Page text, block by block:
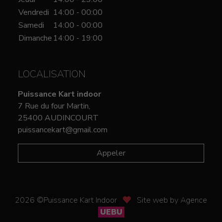
Vendredi 14:00 - 00:00
Samedi
14:00 - 00:00
Dimanche 14:00 - 19:00
LOCALISATION
Puissance Kart indoor
7 Rue du four Martin,
25400 AUDINCOURT
puissancekart@gmail.com
Appeler
2026 ©Puissance Kart Indoor
Site web by Agence
UEBU